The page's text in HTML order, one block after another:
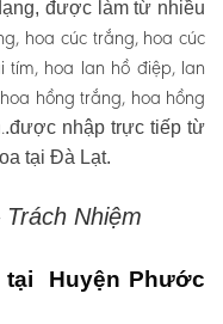
được làm từ nhiều
hoa cúc trắng, hoa cúc
tím, hoa lan hồ điệp, lan
hồng trắng, hoa hồng
.được nhập trực tiếp từ
tại Đà Lạt.
Nhiệm
tại Huyện Phước